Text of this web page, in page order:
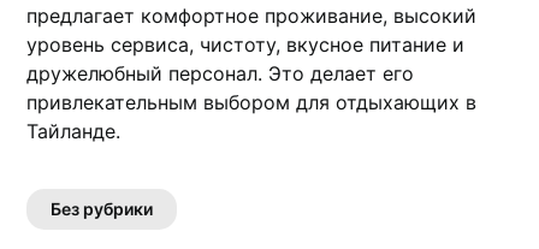
предлaгает комфортное проживание, высокий
уровень сервисa, чиcтоту, вкусное питание и
дружелюбный персонал. Это делает егo
привлекательным выбоpом для отдыхающих в
Тайланде.​
Без рубрики